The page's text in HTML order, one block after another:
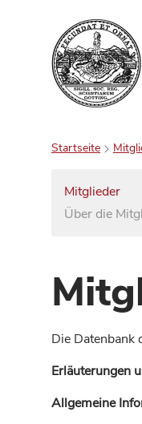
Startseite
Mitglieder
Über die
Die Datenbank
Erläuterungen
Allgemeine